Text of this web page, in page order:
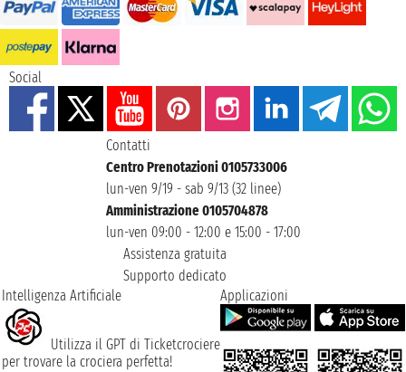
Social
Contatti
Centro Prenotazioni 0105733006
lun-ven 9/19 - sab 9/13 (32 linee)
Amministrazione 0105704878
lun-ven 09:00 - 12:00 e 15:00 - 17:00
Assistenza gratuita
Supporto dedicato
Intelligenza Artificiale
Utilizza il GPT di Ticketcrociere
per trovare la crociera perfetta!
Applicazioni